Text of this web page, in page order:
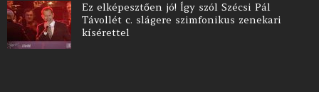
Ez elképesztően jó! Így szól Szécsi Pál
Távollét c. slágere szimfonikus zenekari
kísérettel